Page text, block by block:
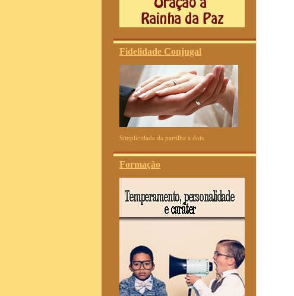
Fidelidade Conjugal
Simplicidade da partilha a dois
Formação